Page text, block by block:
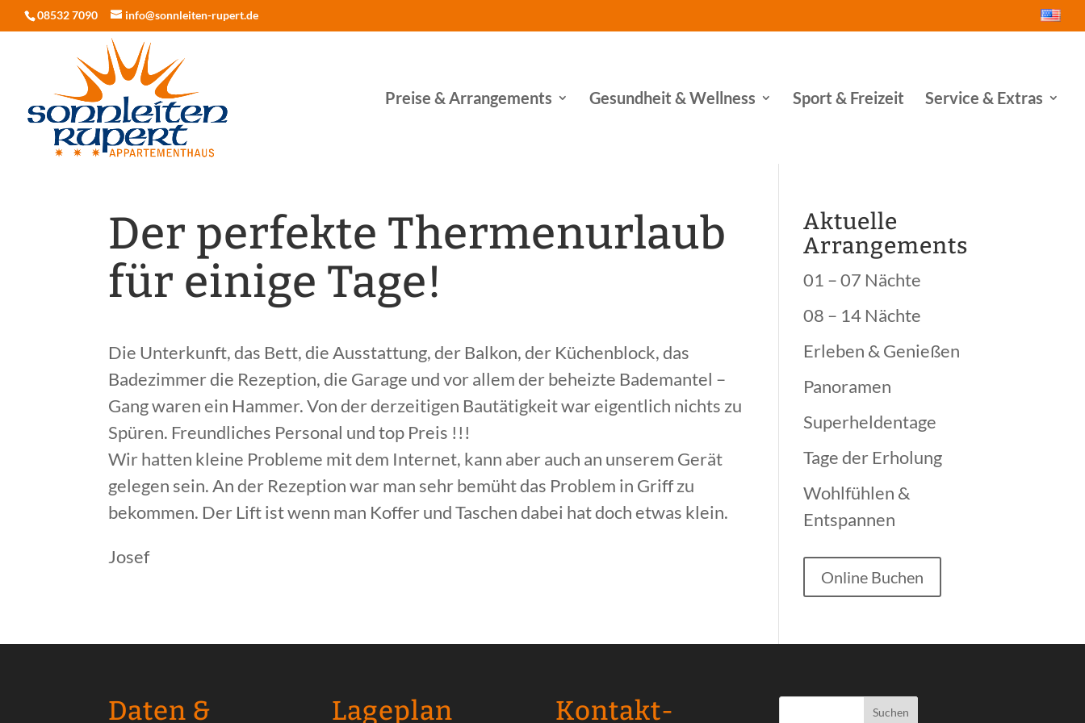
08532 7090 info@sonnleiten-rupert.de
Preise & Arrangements Gesundheit & Wellness Sport & Freizeit Service & Extras
Der perfekte Thermenurlaub
für einige Tage!
Die Unterkunft, das Bett, die Ausstattung, der Balkon, der Küchenblock, das
Badezimmer die Rezeption, die Garage und vor allem der beheizte Bademantel –
Gang waren ein Hammer. Von der derzeitigen Bautätigkeit war eigentlich nichts zu
Spüren. Freundliches Personal und top Preis !!!
Wir hatten kleine Probleme mit dem Internet, kann aber auch an unserem Gerät
gelegen sein. An der Rezeption war man sehr bemüht das Problem in Griff zu
bekommen. Der Lift ist wenn man Koffer und Taschen dabei hat doch etwas klein.
Josef
Aktuelle
Arrangements
01 – 07 Nächte
08 – 14 Nächte
Erleben & Genießen
Panoramen
Superheldentage
Tage der Erholung
Wohlfühlen &
Entspannen
Online Buchen
Daten & Lageplan Kontakt­